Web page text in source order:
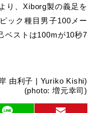
り、Xiborg製の義足を
ック種目男子100メー
ベストは100mが10秒7
由利子 | Yuriko Kishi)
(photo: 増元幸司)